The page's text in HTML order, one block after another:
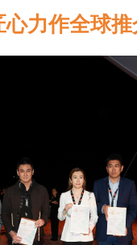
⼼⼒作全球